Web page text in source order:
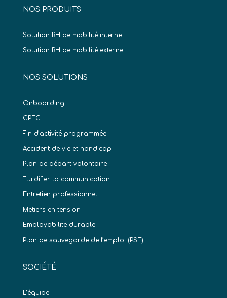
NOS PRODUITS
Solution RH de mobilité interne
Solution RH de mobilité externe
NOS SOLUTIONS
Onboarding
GPEC
Fin d’activité programmée
Accident de vie et handicap
Plan de départ volontaire
Fluidifier la communication
Entretien professionnel
Metiers en tension
Employabilite durable
Plan de sauvegarde de l’emploi (PSE)
SOCIÉTÉ
L’équipe